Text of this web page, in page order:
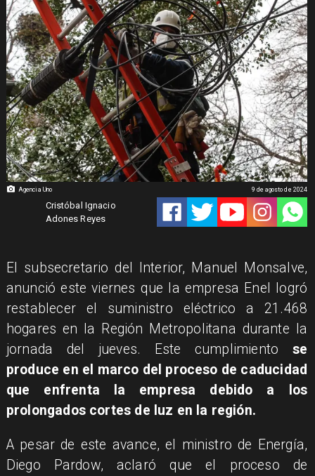
Agencia Uno
Cristóbal Ignacio
Adones Reyes
9 de agosto de 2024
El subsecretario del Interior, Manuel Monsalve,
anunció este viernes que la empresa Enel logró
restablecer el suministro eléctrico a 21.468
hogares en la Región Metropolitana durante la
jornada del jueves. Este cumplimiento se
produce en el marco del proceso de caducidad
que enfrenta la empresa debido a los
prolongados cortes de luz en la región.
A pesar de este avance, el ministro de Energía,
Diego Pardow, aclaró que el proceso de